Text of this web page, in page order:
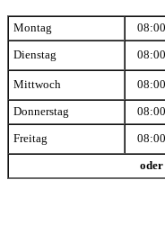
Montag
Dienstag
Mittwoch
Donnerstag
Freitag
oder